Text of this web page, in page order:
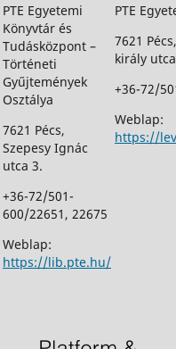
PTE Egyetemi
Könyvtár és
Tudásközpont –
Történeti
Gyűjtemények
Osztálya
7621 Pécs,
Szepesy Ignác
utca 3.
+36-72/501-
600/22651, 22675
Weblap:
https://lib.pte.hu/
PTE
7621
király
+36-72/
Weblap:
https://